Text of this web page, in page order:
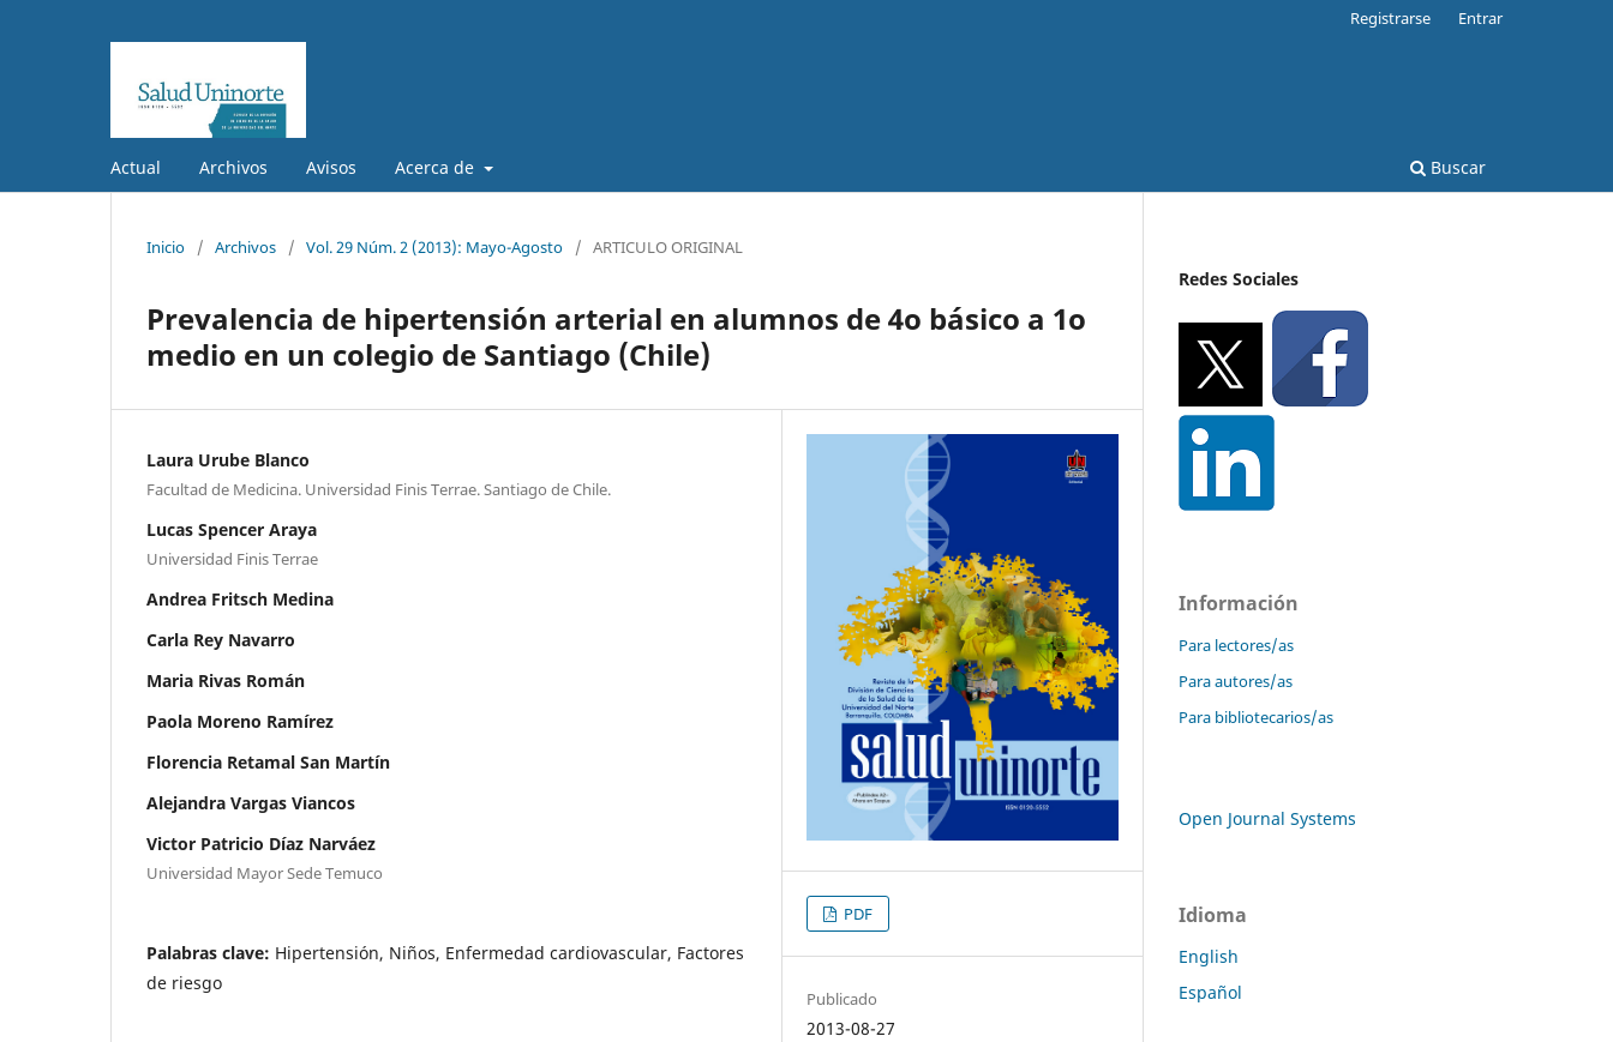
Actual Archivos Avisos Acerca de Buscar
Registrarse Entrar
Inicio / Archivos / Vol. 29 Núm. 2 (2013): Mayo-Agosto / ARTICULO ORIGINAL
Prevalencia de hipertensión arterial en alumnos de 4o básico a 1o
medio en un colegio de Santiago (Chile)
Laura Urube Blanco
Facultad de Medicina. Universidad Finis Terrae. Santiago de Chile.
Lucas Spencer Araya
Universidad Finis Terrae
Andrea Fritsch Medina
Carla Rey Navarro
Maria Rivas Román
Paola Moreno Ramírez
Florencia Retamal San Martín
Alejandra Vargas Viancos
Victor Patricio Díaz Narváez
Universidad Mayor Sede Temuco
Palabras clave: Hipertensión, Niños, Enfermedad cardiovascular, Factores
de riesgo
PDF
Publicado
2013-08-27
Redes Sociales
Información
Para lectores/as
Para autores/as
Para bibliotecarios/as
Open Journal Systems
Idioma
English
Español